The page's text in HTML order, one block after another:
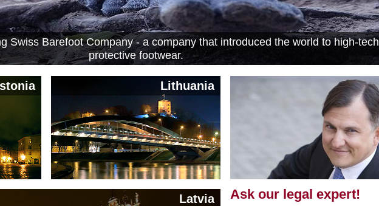
Swiss Barefoot Company - a company that introduced the world to high-tech
protective footwear.
Lithuania
Latvia Ask our legal expert!